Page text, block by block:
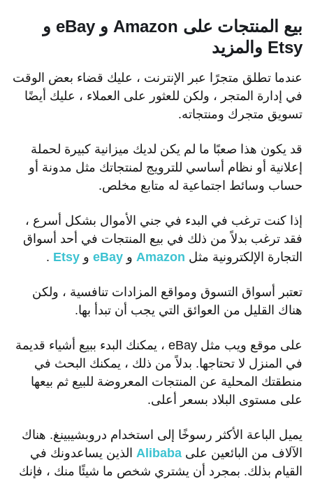
بيع المنتجات على Amazon و eBay و
Etsy والمزيد
عندما تطلق متجرًا عبر الإنترنت ، عليك قضاء بعض الوقت
في إدارة المتجر ، ولكن للعثور على العملاء ، عليك أيضًا
تسويق متجرك ومنتجاته.
قد يكون هذا صعبًا ما لم يكن لديك ميزانية كبيرة لحملة
إعلانية أو نظام أساسي للترويج لمنتجاتك مثل مدونة أو
حساب وسائط اجتماعية له متابع مخلص.
إذا كنت ترغب في البدء في جني الأموال بشكل أسرع ،
فقد ترغب بدلاً من ذلك في بيع المنتجات في أحد أسواق
التجارة الإلكترونية مثل Amazon وeBay وEtsy
.
تعتبر أسواق التسوق ومواقع المزادات تنافسية ، ولكن
هناك القليل من العوائق التي يجب أن تبدأ بها.
على موقع ويب مثل eBay ، يمكنك البدء ببيع أشياء قديمة
في المنزل لا تحتاجها. بدلاً من ذلك ، يمكنك البحث في
منطقتك المحلية عن المنتجات المعروضة للبيع ثم بيعها
على مستوى البلاد بسعر أعلى.
يميل الباعة الأكثر رسوخًا إلى استخدام دروبشيبينغ. هناك
الآلاف من البائعين علىAlibaba الذين يساعدونك في
القيام بذلك. بمجرد أن يشتري شخص ما شيئًا منك ، فإنك